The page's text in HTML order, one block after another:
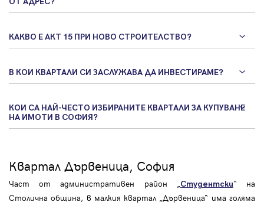
КАКВО Е АКТ 15 ПРИ НОВО СТРОИТЕЛСТВО?
В КОИ КВАРТАЛИ СИ ЗАСЛУЖАВА ДА ИНВЕСТИРАМЕ?
КОИ СА НАЙ-ЧЕСТО ИЗБИРАНИТЕ КВАРТАЛИ ЗА КУПУВАНЕ
НА ИМОТИ В СОФИЯ?
Квартал Дървеница, София
Част от административен район „ Студентски“ на
Столична община, в малкия квартал „Дървеница“ има голяма